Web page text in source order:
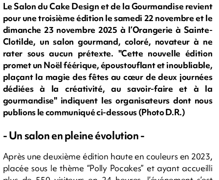
Le Salon du Cake Design et de la Gourmandise revient
pour une troisième édition le samedi 22 novembre et le
dimanche 23 novembre 2025 à l’Orangerie à Sainte-
Clotilde, un salon gourmand, coloré, novateur à ne
rater sous aucun prétexte. "Cette nouvelle édition
promet un Noël féérique, époustouflant et inoubliable,
plaçant la magie des fêtes au cœur de deux journées
dédiées à la créativité, au savoir-faire et à la
gourmandise" indiquent les organisateurs dont nous
publions le communiqué ci-dessous (Photo D.R.)
- Un salon en pleine évolution -
Après une deuxième édition haute en couleurs en 2023,
placée sous le thème “Polly Pocakes” et ayant accueilli